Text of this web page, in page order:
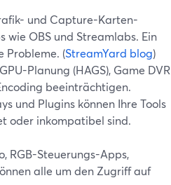
und Capture-Karten-
wie OBS und Streamlabs. Ein
Probleme. (StreamYard blog)
Planung (HAGS), Game DVR
beeinträchtigen.
und Plugins können Ihre Tools
oder inkompatibel sind.
RGB-Steuerungs-Apps,
alle um den Zugriff auf